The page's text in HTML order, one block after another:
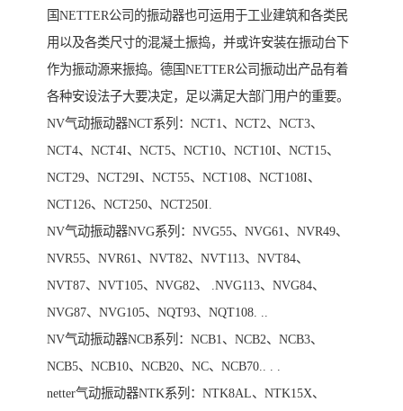
国NETTER公司的振动器也可运用于工业建筑和各类民
用以及各类尺寸的混凝土振捣，并或许安装在振动台下
作为振动源来振捣。德国NETTER公司振动出产品有着
各种安设法子大要决定，足以满足大部门用户的重要。
NV气动振动器NCT系列：NCT1、NCT2、NCT3、
NCT4、NCT4I、NCT5、NCT10、NCT10I、NCT15、
NCT29、NCT29I、NCT55、NCT108、NCT108I、
NCT126、NCT250、NCT250I.
NV气动振动器NVG系列：NVG55、NVG61、NVR49、
NVR55、NVR61、NVT82、NVT113、NVT84、
NVT87、NVT105、NVG82、 .NVG113、NVG84、
NVG87、NVG105、NQT93、NQT108. ..
NV气动振动器NCB系列：NCB1、NCB2、NCB3、
NCB5、NCB10、NCB20、NC、NCB70.. . .
netter气动振动器NTK系列：NTK8AL、NTK15X、